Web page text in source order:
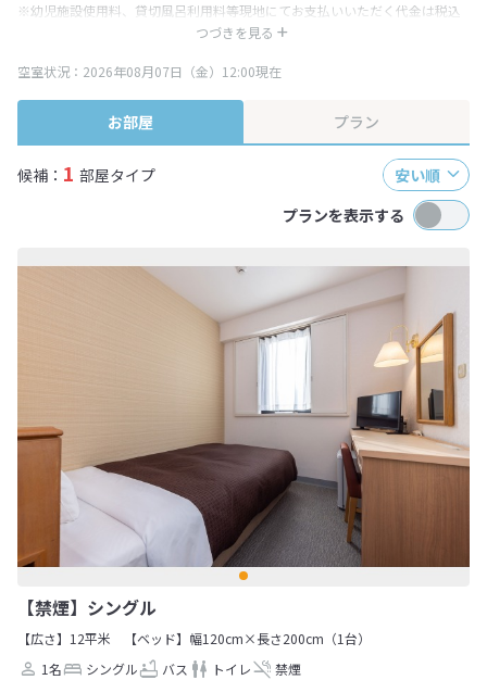
つづきを見る
※幼児施設使用料、貸切風呂利用料等現地にてお支払いいただく代金は税込
み表記となりますが、消費税増税に伴い代金が一部変更となる場合がござい
※表示されている旅行代金・プラン内容は一定時間ごとに更新されます。最
終確認画面でご確認ください。
空室状況：2026年08月07日（金）12:00現在
お部屋 プラン
候補： 1 部屋タイプ
安い順
プランを表示する
【禁煙】シングル
【広さ】12平米
【ベッド】幅120cm×長さ200cm（1台）
1名
シングル バス トイレ 禁煙